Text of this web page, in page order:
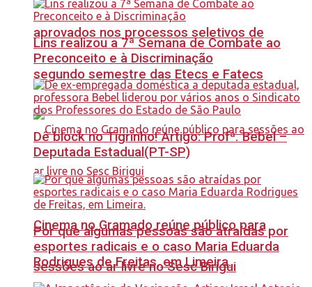
aprovados nos processos seletivos de
segundo semestre das Etecs e Fatecs
Cinema no Gramado reúne público para
sessões ao ar livre no Sesc Birigui
Lins realizou a 7ª Semana de Combate ao
Preconceito e à Discriminação
Dê block no Tigrinho! Artigo: Profª. Bebel –
Deputada Estadual(PT-SP)
Por que algumas pessoas são atraídas por
esportes radicais e o caso Maria Eduarda
Rodrigues de Freitas, em Limeira.